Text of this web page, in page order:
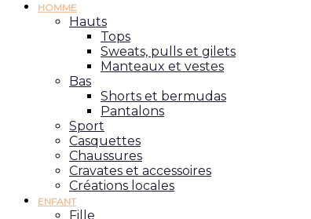
HOMME
Hauts
Tops
Sweats, pulls et gilets
Manteaux et vestes
Bas
Shorts et bermudas
Pantalons
Sport
Casquettes
Chaussures
Cravates et accessoires
Créations locales
ENFANT
Fille